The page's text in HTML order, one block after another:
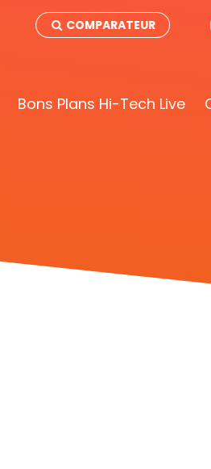
COMPARATEUR
Bons Plans Hi-Tech Live